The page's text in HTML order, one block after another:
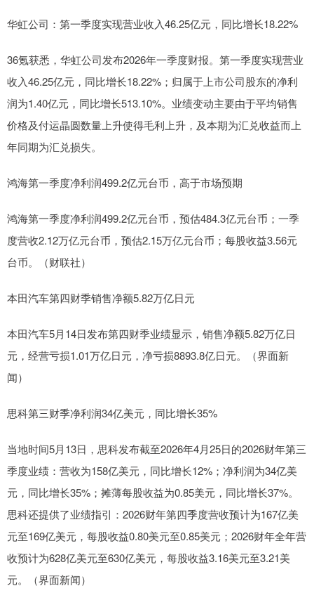
华虹公司：第一季度实现营业收入46.25亿元，同比增长18.22%
36氪获悉，华虹公司发布2026年一季度财报。第一季度实现营业
收入46.25亿元，同比增长18.22%；归属于上市公司股东的净利
润为1.40亿元，同比增长513.10%。业绩变动主要由于平均销售
价格及付运晶圆数量上升使得毛利上升，及本期为汇兑收益而上
年同期为汇兑损失。
鸿海第一季度净利润499.2亿元台币，高于市场预期
鸿海第一季度净利润499.2亿元台币，预估484.3亿元台币；一季
度营收2.12万亿元台币，预估2.15万亿元台币；每股收益3.56元
台币。（财联社）
本田汽车第四财季销售净额5.82万亿日元
本田汽车5月14日发布第四财季业绩显示，销售净额5.82万亿日
元，经营亏损1.01万亿日元，净亏损8893.8亿日元。（界面新
闻）
思科第三财季净利润34亿美元，同比增长35%
当地时间5月13日，思科发布截至2026年4月25日的2026财年第三
季度业绩：营收为158亿美元，同比增长12%；净利润为34亿美
元，同比增长35%；摊薄每股收益为0.85美元，同比增长37%。
思科还提供了业绩指引：2026财年第四季度营收预计为167亿美
元至169亿美元，每股收益0.80美元至0.85美元；2026财年全年营
收预计为628亿美元至630亿美元，每股收益3.16美元至3.21美
元。（界面新闻）